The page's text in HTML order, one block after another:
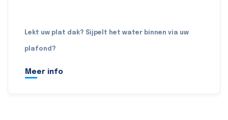
Lekt uw plat dak? Sijpelt het water binnen via uw
plafond?
Meer info